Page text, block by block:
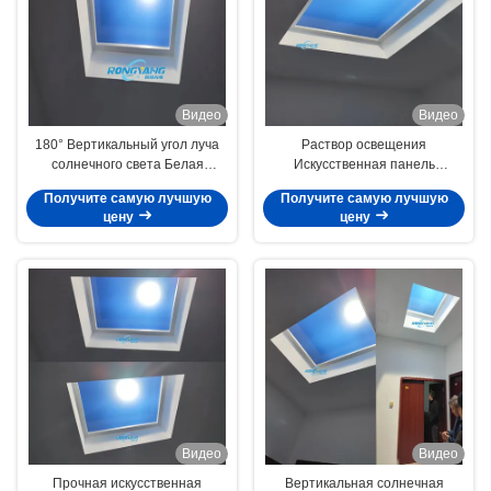
Видео
180° Вертикальный угол луча
солнечного света Белая
панель для ваших требований
Получите самую лучшую
цену
Видео
Раствор освещения
Искусственная панель
L600*W600*H500мм с
напряжением 100-240В и
Получите самую лучшую
цену
Видео
Прочная искусственная
Видео
Вертикальная солнечная